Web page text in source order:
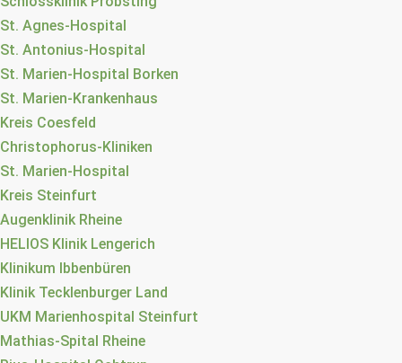
St. Agnes-Hospital
St. Antonius-Hospital
St. Marien-Hospital Borken
St. Marien-Krankenhaus
Kreis Coesfeld
Christophorus-Kliniken
St. Marien-Hospital
Kreis Steinfurt
Augenklinik Rheine
HELIOS Klinik Lengerich
Klinikum Ibbenbüren
Klinik Tecklenburger Land
UKM Marienhospital Steinfurt
Mathias-Spital Rheine